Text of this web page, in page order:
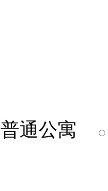
普通公寓